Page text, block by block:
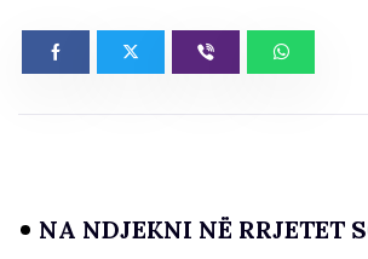
NA NDJEKNI NË RRJETET